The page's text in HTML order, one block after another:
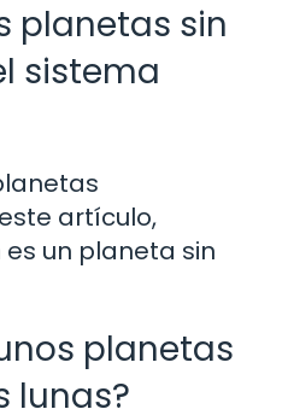
planetas sin
sistema
artículo,
un planeta sin
planetas
lunas?